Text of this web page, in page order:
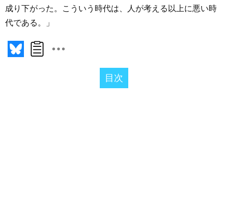
成り下がった。こういう時代は、人が考える以上に悪い時
代である。」
目次